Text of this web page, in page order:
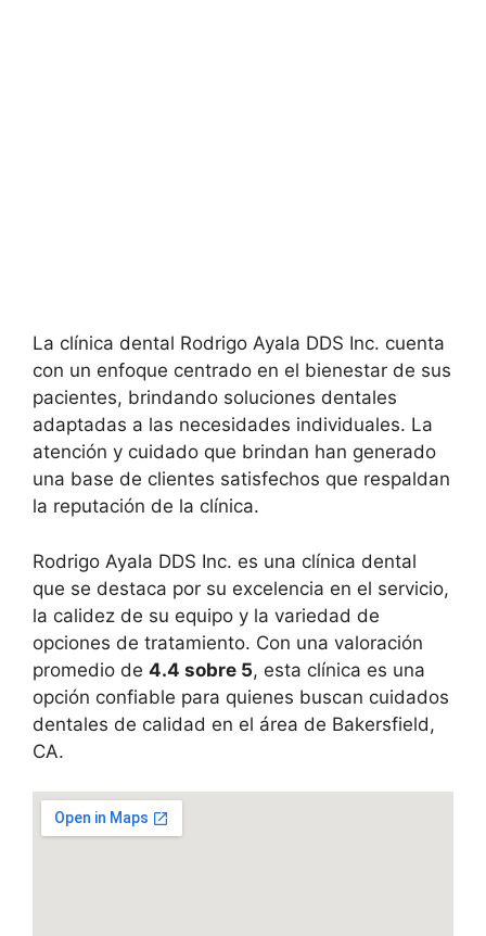
La clínica dental Rodrigo Ayala DDS Inc. cuenta
con un enfoque centrado en el bienestar de sus
pacientes, brindando soluciones dentales
adaptadas a las necesidades individuales. La
atención y cuidado que brindan han generado
una base de clientes satisfechos que respaldan
la reputación de la clínica.
Rodrigo Ayala DDS Inc. es una clínica dental
que se destaca por su excelencia en el servicio,
la calidez de su equipo y la variedad de
opciones de tratamiento. Con una valoración
promedio de 4.4 sobre 5, esta clínica es una
opción confiable para quienes buscan cuidados
dentales de calidad en el área de Bakersfield,
CA.